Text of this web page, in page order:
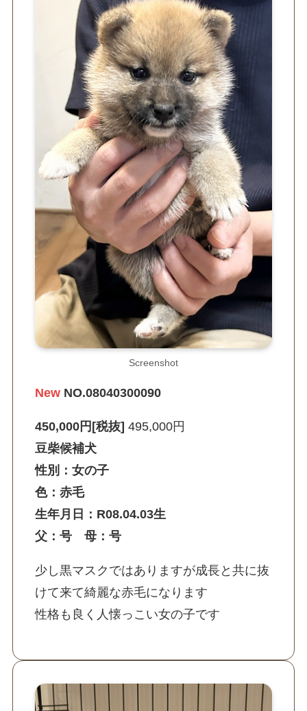
Screenshot
New NO.08040300090
450,000円[税抜] 495,000円
豆柴候補犬
性別：女の子
色：赤毛
生年月日：R08.04.03生
父：号 母：号
少し黒マスクではありますが成長と共に抜
けて来て綺麗な赤毛になります
性格も良く人懐っこい女の子です